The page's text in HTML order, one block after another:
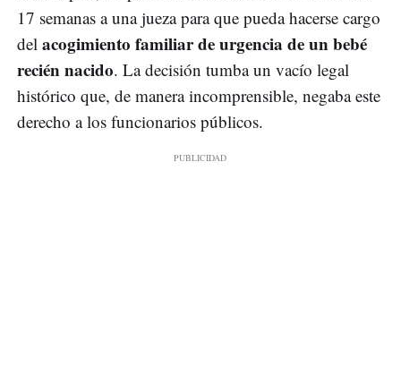
17 semanas a una jueza para que pueda hacerse cargo
del acogimiento familiar de urgencia de un bebé
recién nacido. La decisión tumba un vacío legal
histórico que, de manera incomprensible, negaba este
derecho a los funcionarios públicos.